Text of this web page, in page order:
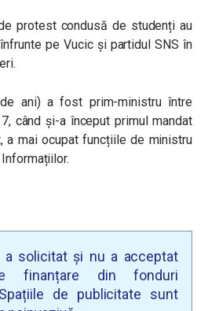
protest condusă de studenți au
pe Vucic și partidul SNS în
ani) a fost prim-ministru între
când și-a început primul mandat
a mai ocupat funcțiile de ministru
a solicitat și nu a acceptat
finanțare din fonduri
de publicitate sunt